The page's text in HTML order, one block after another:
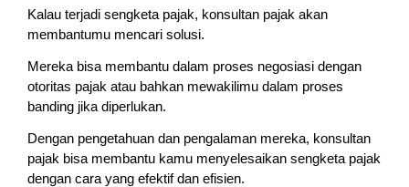
Kalau terjadi sengketa pajak, konsultan pajak akan
membantumu mencari solusi.
Mereka bisa membantu dalam proses negosiasi dengan
otoritas pajak atau bahkan mewakilimu dalam proses
banding jika diperlukan.
Dengan pengetahuan dan pengalaman mereka, konsultan
pajak bisa membantu kamu menyelesaikan sengketa pajak
dengan cara yang efektif dan efisien.